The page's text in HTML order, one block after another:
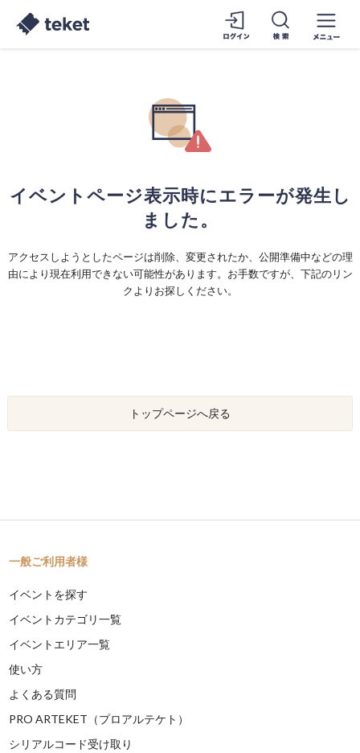
イベントページ表示時にエラーが発生し
ました。
アクセスしようとしたページは削除、変更されたか、公開準備中などの理
由により現在利用できない可能性があります。お手数ですが、下記のリン
クよりお探しください。
トップページへ戻る
一般ご利用者様
イベントを探す
イベントカテゴリ一覧
イベントエリア一覧
使い方
よくある質問
PRO ARTEKET（プロアルテケト）
シリアルコード受け取り